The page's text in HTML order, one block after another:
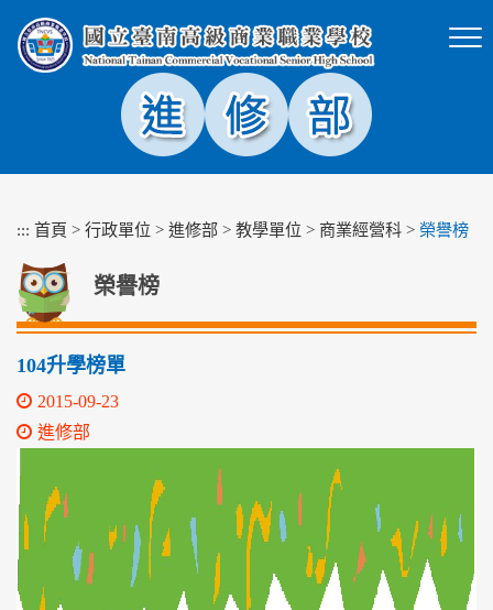
塊
::: 首頁 > 行政單位 > 進修部 > 教學單位 > 商業經營科 > 榮譽榜
榮譽榜
104升學榜單
2015-09-23
進修部